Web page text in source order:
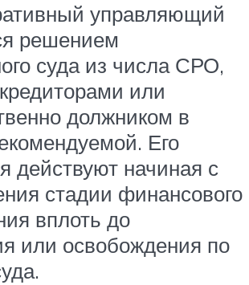
управляющий
решением
суда из числа СРО,
или
должником в
Его
действуют начиная с
стадии финансового
вплоть до
или освобождения по